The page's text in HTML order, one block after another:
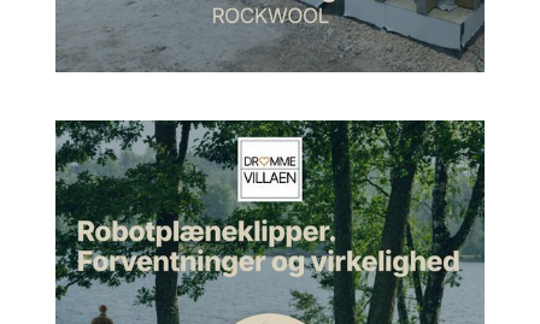
mange variabler til stede, som gør, at der ikke er to boliger,
der er ens. Og på en eller anden måde skal man tænke sig
om hver gang. Så det synes jeg er meget spændende at
Morten:Ja. Er det så at forstå, det er enfamilieshuse det
hele, eller har det også været?
Uffe:Ja, primært enfamilieshuse, ja.
Morten:Okay. Når man så arbejder med det i 15 år, hvor
mange huse har man så tegnet cirka? Hvor mange projekter
har du været involveret i?
Uffe: Jamen, jeg tror, vi har sådan noget sagsnummer 150,